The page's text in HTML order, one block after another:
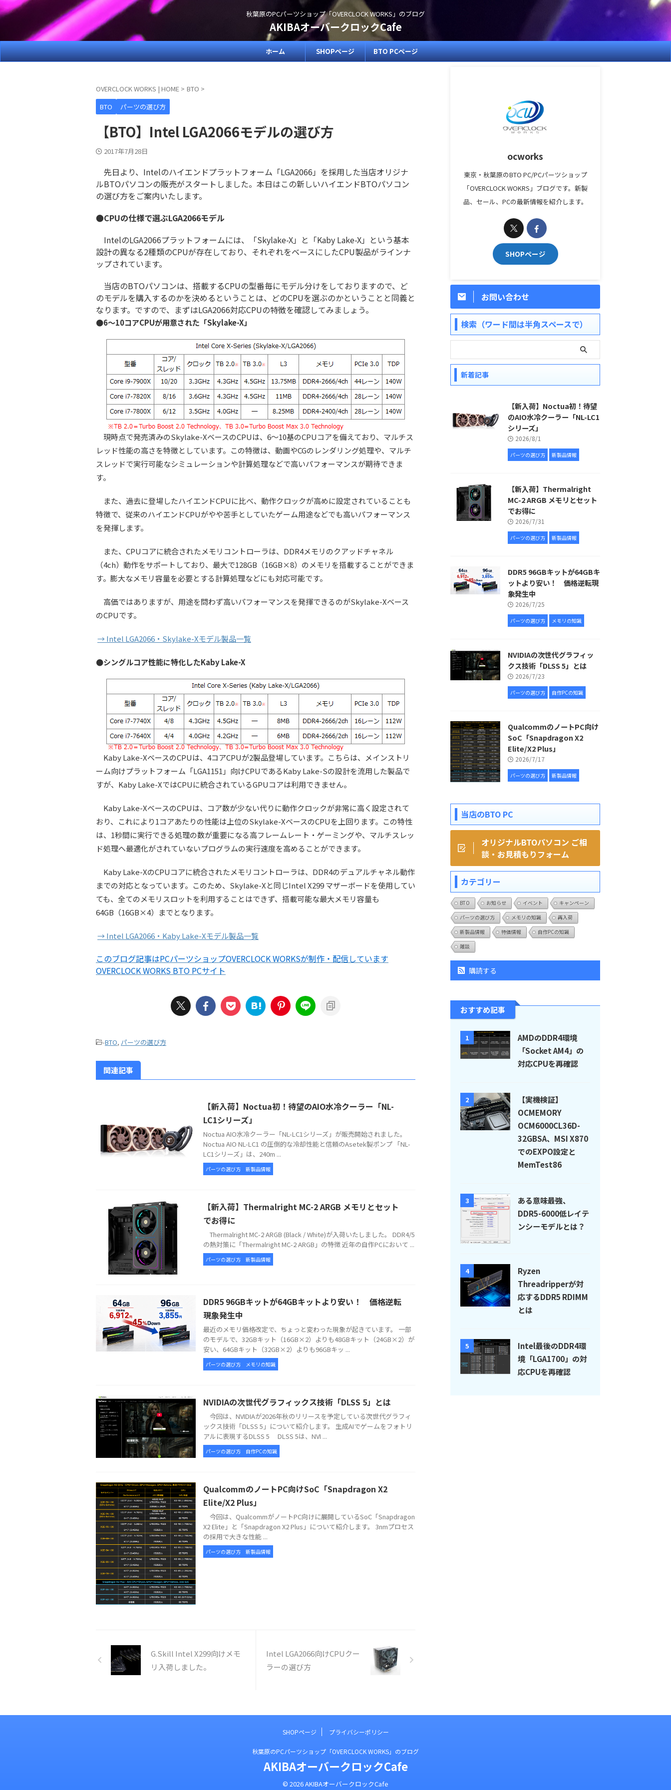
秋葉原のPCパーツショップ「OVERCLOCK WORKS」のブログ
AKIBAオーバークロックCafe
ホーム SHOPページ BTO PCページ
OVERCLOCK WORKS | HOME > BTO >
BTO
パーツの選び方
【BTO】Intel LGA2066モデルの選び方
2017年7月28日
先日より、Intelのハイエンドプラットフォーム「LGA2066」を採用した当店オリジナ
ルBTOパソコンの販売がスタートしました。本日はこの新しいハイエンドBTOパソコン
の選び方をご案内いたします。
●CPUの仕様で選ぶLGA2066モデル
IntelのLGA2066プラットフォームには、「Skylake-X」と「Kaby Lake-X」という基本
設計の異なる2種類のCPUが存在しており、それぞれをベースにしたCPU製品がラインナ
ップされています。
当店のBTOパソコンは、搭載するCPUの型番毎にモデル分けをしておりますので、ど
のモデルを購入するのかを決めるということは、どのCPUを選ぶのかということと同義と
なります。ですので、まずはLGA2066対応CPUの特徴を確認してみましょう。
●6～10コアCPUが用意された「Skylake-X」
現時点で発売済みのSkylake-XベースのCPUは、6～10基のCPUコアを備えており、マルチス
レッド性能の高さを特徴としています。この特徴は、動画やCGのレンダリング処理や、マルチ
スレッドで実行可能なシミュレーションや計算処理などで高いパフォーマンスが期待できま
す。
また、過去に登場したハイエンドCPUに比べ、動作クロックが高めに設定されていることも
特徴で、従来のハイエンドCPUがやや苦手としていたゲーム用途などでも高いパフォーマンス
を発揮します。
また、CPUコアに統合されたメモリコントローラは、DDR4メモリのクアッドチャネル
（4ch）動作をサポートしており、最大で128GB（16GB×8）のメモリを搭載することができま
す。膨大なメモリ容量を必要とする計算処理などにも対応可能です。
高価ではありますが、用途を問わず高いパフォーマンスを発揮できるのがSkylake-Xベース
のCPUです。
→ Intel LGA2066・Skylake-Xモデル製品一覧
●シングルコア性能に特化したKaby Lake-X
Kaby Lake-XベースのCPUは、4コアCPUが2製品登場しています。こちらは、メインストリ
ーム向けプラットフォーム「LGA1151」向けCPUであるKaby Lake-Sの設計を流用した製品で
すが、Kaby Lake-XではCPUに統合されているGPUコアは利用できません。
Kaby Lake-XベースのCPUは、コア数が少ない代りに動作クロックが非常に高く設定されて
おり、これにより1コアあたりの性能は上位のSkylake-XベースのCPUを上回ります。この特性
は、1秒間に実行できる処理の数が重要になる高フレームレート・ゲーミングや、マルチスレッ
ド処理へ最適化がされていないプログラムの実行速度を高めることができます。
Kaby Lake-XのCPUコアに統合されたメモリコントローラは、DDR4のデュアルチャネル動作
までの対応となっています。このため、Skylake-Xと同じIntel X299 マザーボードを使用してい
ても、全てのメモリスロットを利用することはできず、搭載可能な最大メモリ容量も
64GB（16GB×4）までとなります。
→ Intel LGA2066・Kaby Lake-Xモデル製品一覧
このブログ記事はPCパーツショップOVERCLOCK WORKSが制作・配信しています
OVERCLOCK WORKS BTO PCサイト
-BTO, パーツの選び方
関連記事
【新入荷】Noctua初！待望のAIO水冷クーラー「NL-
LC1シリーズ」
Noctua AIO水冷クーラー「NL-LC1シリーズ」が販売開始されました。
Noctua AIO NL-LC1 の圧倒的な冷却性能と信頼のAsetek製ポンプ 「NL-
LC1シリーズ」は、240m ...
パーツの選び方 新製品情報
【新入荷】Thermalright MC-2 ARGB メモリとセット
でお得に
Thermalright MC-2 ARGB (Black / White)が入荷いたしました。 DDR4/5
の熱対策に「Thermalright MC-2 ARGB」の特徴 近年の自作PCにおいて ...
パーツの選び方 新製品情報
DDR5 96GBキットが64GBキットより安い！ 価格逆転
現象発生中
最近のメモリ価格改定で、ちょっと変わった現象が起きています。 一部
のモデルで、32GBキット（16GB×2）よりも48GBキット（24GB×2）が
安い、64GBキット（32GB×2）よりも96GBキッ ...
パーツの選び方 メモリの知識
NVIDIAの次世代グラフィックス技術「DLSS 5」とは
今回は、NVIDIAが2026年秋のリリースを予定している次世代グラフィ
ックス技術「DLSS 5」について紹介します。 生成AIでゲームをフォトリ
アルに表現するDLSS 5 DLSS 5は、NVI ...
パーツの選び方 自作PCの知識
QualcommのノートPC向けSoC「Snapdragon X2
Elite/X2 Plus」
今回は、QualcommがノートPC向けに展開しているSoC「Snapdragon
X2 Elite」と「Snapdragon X2 Plus」について紹介します。 3nmプロセス
の採用で大きな性能 ...
パーツの選び方 新製品情報
G.Skill Intel X299向けメモ
リ入荷しました。
Intel LGA2066向けCPUクー
ラーの選び方
ocworks
東京・秋葉原のBTO PC/PCパーツショップ
「OVERCLOCK WOKRS」ブログです。新製
品、セール、PCの最新情報を紹介します。
SHOPページ
お問い合わせ
検索（ワード間は半角スペースで）
新着記事
【新入荷】Noctua初！待望
のAIO水冷クーラー「NL-LC1
シリーズ」
2026/8/1
パーツの選び方 新製品情報
【新入荷】Thermalright
MC-2 ARGB メモリとセット
でお得に
2026/7/31
パーツの選び方 新製品情報
DDR5 96GBキットが64GBキ
ットより安い！ 価格逆転現
象発生中
2026/7/25
パーツの選び方 メモリの知識
NVIDIAの次世代グラフィッ
クス技術「DLSS 5」とは
2026/7/23
パーツの選び方 自作PCの知識
QualcommのノートPC向け
SoC「Snapdragon X2
Elite/X2 Plus」
2026/7/17
パーツの選び方 新製品情報
当店のBTO PC
オリジナルBTOパソコン ご相
談・お見積もりフォーム
カテゴリー
BTO お知らせ イベント
キャンペーン
パーツの選び方
メモリの知識
再入荷
新製品情報
特価情報
自作PCの知識
雑談
購読する
おすすめ記事
1
AMDのDDR4環境
「Socket AM4」の
対応CPUを再確認
2
【実機検証】
OCMEMORY
OCM6000CL36D-
32GBSA、MSI X870
でのEXPO設定と
MemTest86
3
ある意味最強、
DDR5-6000低レイテ
ンシーモデルとは？
4
Ryzen
Threadripperが対
応するDDR5 RDIMM
とは
5
Intel最後のDDR4環
境「LGA1700」の対
応CPUを再確認
SHOPページ プライバシーポリシー
秋葉原のPCパーツショップ「OVERCLOCK WORKS」のブログ
AKIBAオーバークロックCafe
© 2026 AKIBAオーバークロックCafe